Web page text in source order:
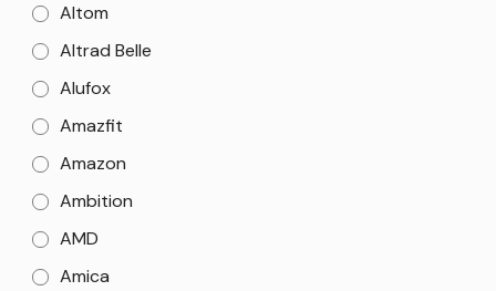
Altom
Altrad Belle
Alufox
Amazfit
Amazon
Ambition
AMD
Amica